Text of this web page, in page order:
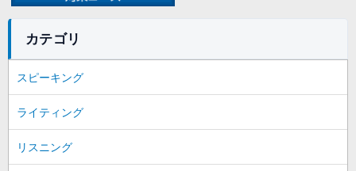
カテゴリ
スピーキング
ライティング
リスニング